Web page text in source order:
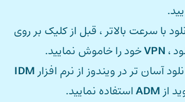
با سرعت بالاتر ، قبل از کلیک بر روی
، VPNخود را خاموش نمایید.
آسان تر در ویندوز از نرم افزار IDM
از ADMاستفاده نمایید.